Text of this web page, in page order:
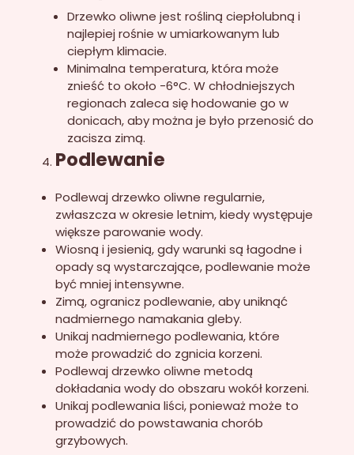
Drzewko oliwne jest rośliną ciepłolubną i
najlepiej rośnie w umiarkowanym lub
ciepłym klimacie.
Minimalna temperatura, która może
znieść to około -6°C. W chłodniejszych
regionach zaleca się hodowanie go w
donicach, aby można je było przenosić do
zacisza zimą.
Podlewanie
Podlewaj drzewko oliwne regularnie,
zwłaszcza w okresie letnim, kiedy występuje
większe parowanie wody.
Wiosną i jesienią, gdy warunki są łagodne i
opady są wystarczające, podlewanie może
być mniej intensywne.
Zimą, ogranicz podlewanie, aby uniknąć
nadmiernego namakania gleby.
Unikaj nadmiernego podlewania, które
może prowadzić do zgnicia korzeni.
Podlewaj drzewko oliwne metodą
dokładania wody do obszaru wokół korzeni.
Unikaj podlewania liści, ponieważ może to
prowadzić do powstawania chorób
grzybowych.